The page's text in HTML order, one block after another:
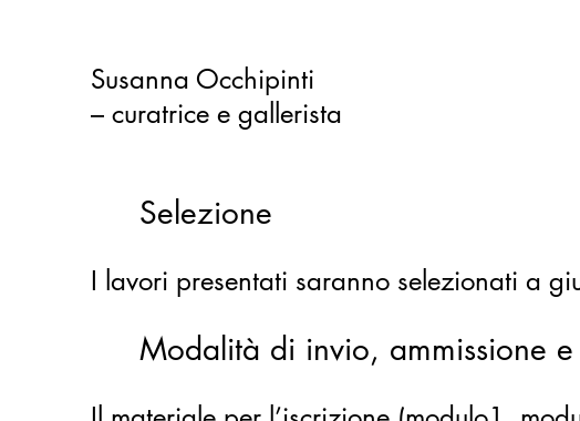
Susanna Occhipinti
– curatrice e gallerista
Selezione
I lavori presentati saranno selezionati a
Modalità di invio, ammissione e